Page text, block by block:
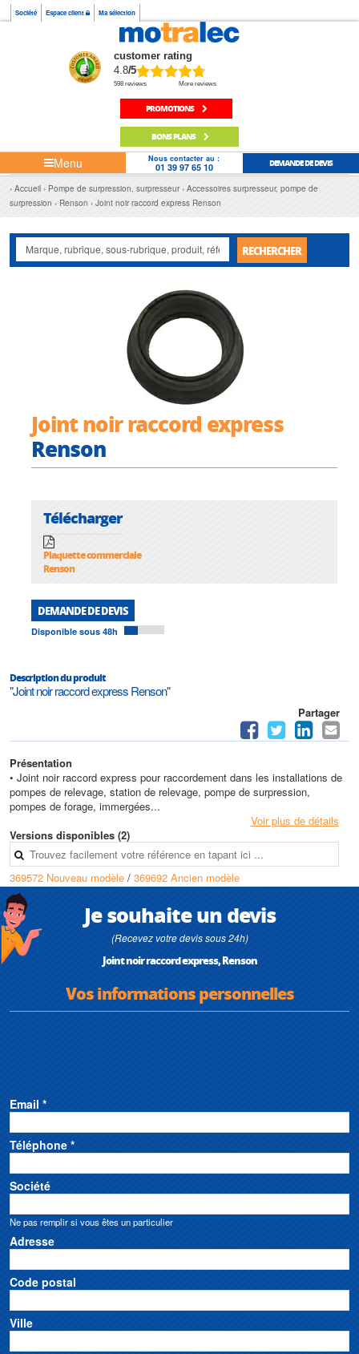
Société Espace client Ma sélection
customer rating
4.8/5
598 reviews More reviews
PROMOTIONS
BONS PLANS
Menu Nous contacter au :
01 39 97 65 10 DEMANDE DE DEVIS
Accueil Pompe de surpression, surpresseur
Accessoires surpresseur, pompe de
surpression
Renson Joint noir raccord express Renson
RECHERCHER
Joint noir raccord express
Renson
Télécharger
Plaquette commerciale
Renson
DEMANDE DE DEVIS
Disponible sous 48h
Description du produit
"Joint noir raccord express Renson"
Partager
Présentation
• Joint noir raccord express pour raccordement dans les installations de
pompes de relevage, station de relevage, pompe de surpression,
pompes de forage, immergées...
Voir plus de détails
Versions disponibles (2)
369572 Nouveau modèle / 369692 Ancien modèle
Je souhaite un devis
(Recevez votre devis sous 24h)
Joint noir raccord express, Renson
Vos informations personnelles
Email *
Téléphone *
Société
Ne pas remplir si vous êtes un particulier
Adresse
Code postal
Ville